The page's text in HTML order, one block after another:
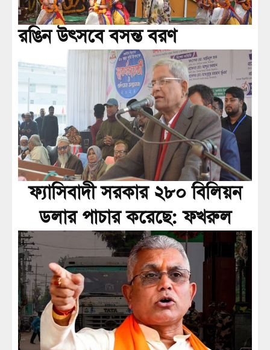
রঙিন উৎসবে বসন্ত বরণ
ফ্যাসিবাদী সরকার ২৮০ বিলিয়ন
ডলার পাচার করেছে: ফখরুল